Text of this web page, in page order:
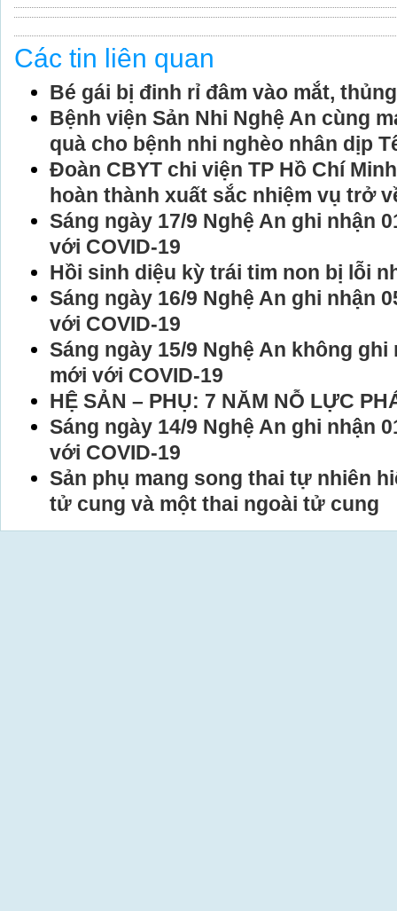
Các tin liên quan
Bé gái bị đinh rỉ đâm vào mắt,
Bệnh viện Sản Nhi Nghệ An cùng
quà cho bệnh nhi nghèo nhân dịp
Đoàn CBYT chi viện TP Hồ Chí
hoàn thành xuất sắc nhiệm vụ trở
Sáng ngày 17/9 Nghệ An ghi nhận
với COVID-19
Hồi sinh diệu kỳ trái tim non bị lỗi
Sáng ngày 16/9 Nghệ An ghi nhận
với COVID-19
Sáng ngày 15/9 Nghệ An không
mới với COVID-19
HỆ SẢN – PHỤ: 7 NĂM NỖ LỰC
Sáng ngày 14/9 Nghệ An ghi nhận
với COVID-19
Sản phụ mang song thai tự nhiên
tử cung và một thai ngoài tử cung